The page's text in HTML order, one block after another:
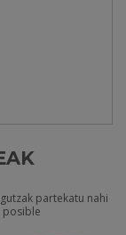
partekatu nahi
posible